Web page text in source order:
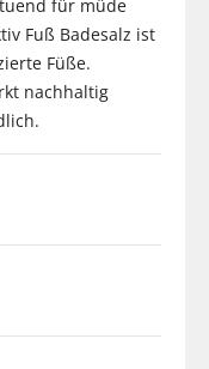
für müde
Fuß Badesalz ist
Füße.
nachhaltig